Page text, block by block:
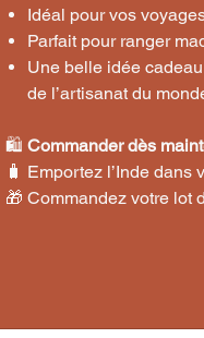
Idéal pour vos
Parfait pour ranger
Une belle idée
de l’artisanat du
🛍️ Commander dès
🧳 Emportez l’Inde dans
🎁 Commandez votre lot